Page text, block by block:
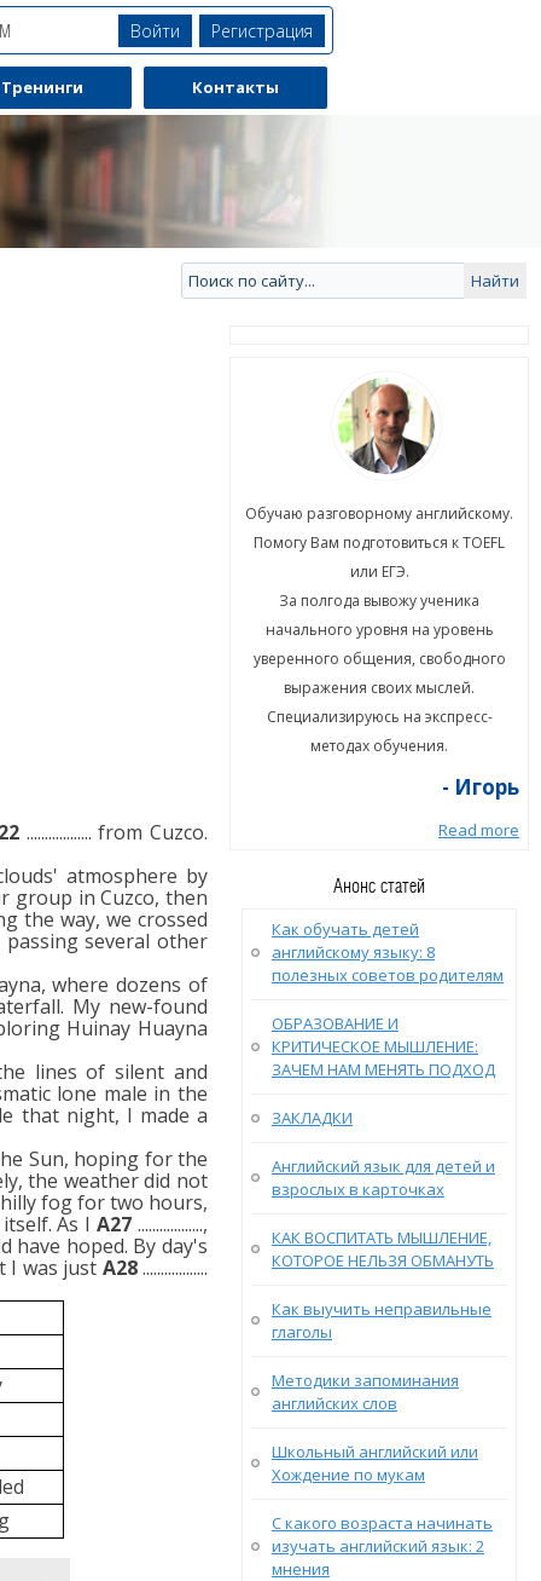
Войти Регистрация
Тренинги Контакты
.................. from Cuzco.
atmosphere by
group in Cuzco, then
the way, we crossed
several other
where dozens of
My new-found
Huinay Huayna
lines of silent and
lone male in the
that night, I made a
Sun, hoping for the
the weather did not
fog for two hours,
As IA27..................,
have hoped. By day's
I was just A28..................
Read more
Обучаю разговорному английскому.
Помогу Вам подготовиться к TOEFL
или ЕГЭ.
За полгода вывожу ученика
начального уровня на уровень
уверенного общения, свободного
выражения своих мыслей.
Специализируюсь на экспресс-
методах обучения.
- Игорь
Read more
Анонс статей
Как обучать детей
английскому языку: 8
полезных советов родителям
ОБРАЗОВАНИЕ И
КРИТИЧЕСКОЕ МЫШЛЕНИЕ:
ЗАЧЕМ НАМ МЕНЯТЬ ПОДХОД
ЗАКЛАДКИ
Английский язык для детей и
взрослых в карточках
КАК ВОСПИТАТЬ МЫШЛЕНИЕ,
КОТОРОЕ НЕЛЬЗЯ ОБМАНУТЬ
Как выучить неправильные
глаголы
Методики запоминания
английских слов
Школьный английский или
Хождение по мукам
С какого возраста начинать
изучать английский язык: 2
мнения